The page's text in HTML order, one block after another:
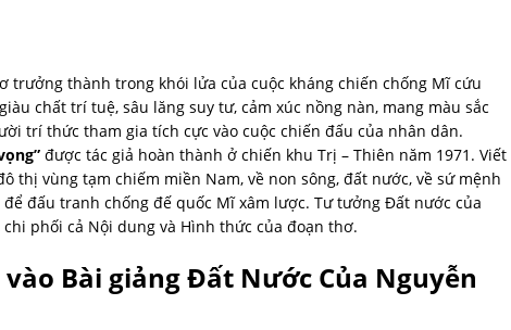
trưởng thành trong khói lửa của cuộc kháng chiến chống Mĩ cứu
chất trí tuệ, sâu lăng suy tư, cảm xúc nồng nàn, mang màu sắc
trí thức tham gia tích cực vào cuộc chiến đấu của nhân dân.
được tác giả hoàn thành ở chiến khu Trị – Thiên năm 1971. Viết
thị vùng tạm chiếm miền Nam, về non sông, đất nước, về sứ mệnh
đấu tranh chống đế quốc Mĩ xâm lược. Tư tưởng Đất nước của
phối cả Nội dung và Hình thức của đoạn thơ.
Bài giảng Đất Nước Của Nguyễn